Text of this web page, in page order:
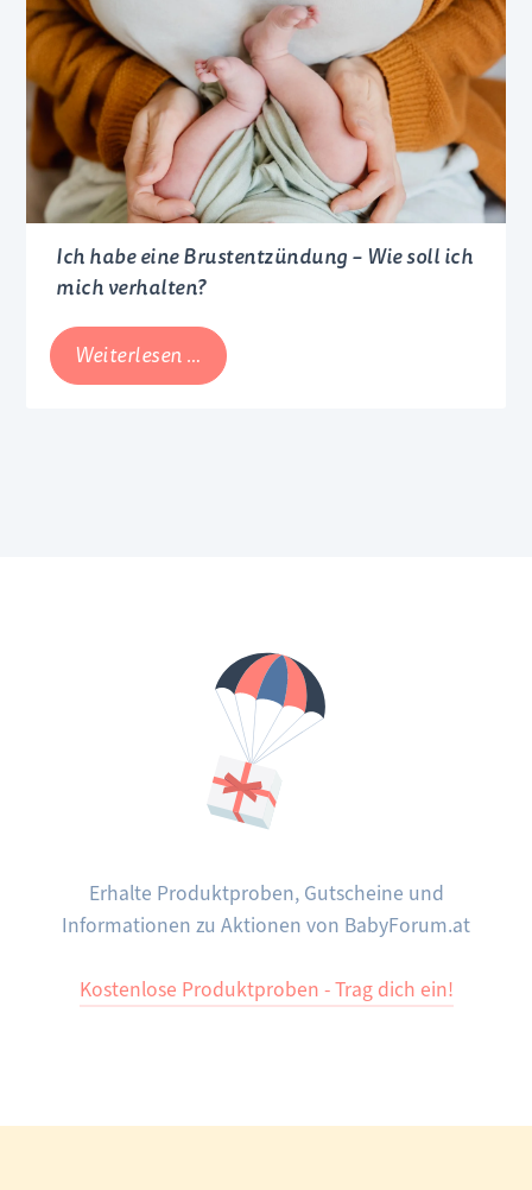
ablegen:
Gründe
und
Tipps
Ich habe eine Brustentzündung – Wie soll ich
mich verhalten?
Weiterlesen … Ich
habe
Erhalte Produktproben, Gutscheine und
Informationen zu Aktionen von BabyForum.at
Kostenlose Produktproben - Trag dich ein!